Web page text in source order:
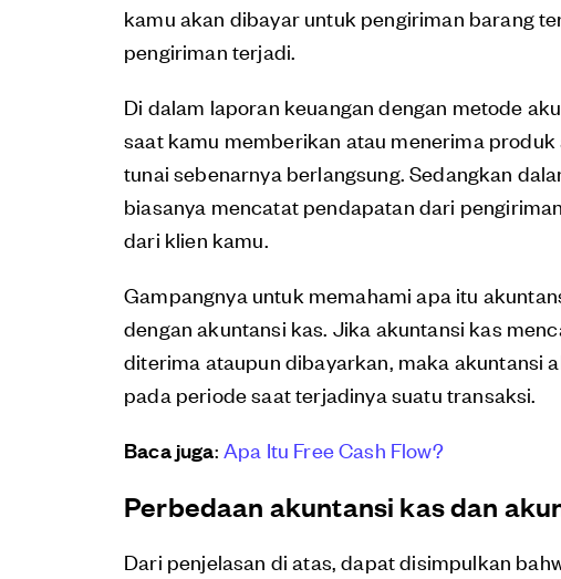
kamu akan dibayar untuk pengiriman barang
pengiriman terjadi.
Di dalam laporan keuangan dengan metode
saat kamu memberikan atau menerima
tunai sebenarnya berlangsung. Sedangkan
biasanya mencatat pendapatan dari
dari klien kamu.
Gampangnya untuk memahami apa itu
dengan akuntansi kas. Jika akuntansi kas
diterima ataupun dibayarkan, maka akuntansi
pada periode saat terjadinya suatu transaksi.
Baca juga: Apa Itu Free Cash Flow?
Perbedaan akuntansi kas dan
Dari penjelasan di atas, dapat disimpulkan